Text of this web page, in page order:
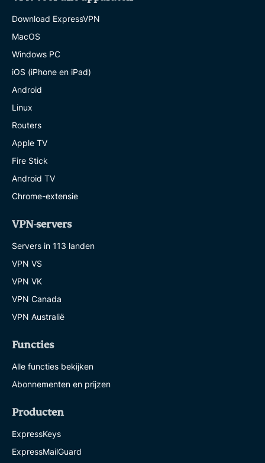
Download ExpressVPN
MacOS
Windows PC
iOS (iPhone en iPad)
Android
Linux
Routers
Apple TV
Fire Stick
Android TV
Chrome-extensie
VPN-servers
Servers in 113 landen
VPN VS
VPN VK
VPN Canada
VPN Australië
Functies
Alle functies bekijken
Abonnementen en prijzen
Producten
ExpressKeys
ExpressMailGuard